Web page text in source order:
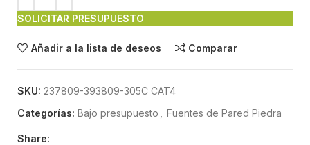
SOLICITAR PRESUPUESTO
Añadir a la lista de deseos Comparar
SKU: 237809-393809-305C CAT4
Categorías: Bajo presupuesto Fuentes de Pared Piedra
Share: